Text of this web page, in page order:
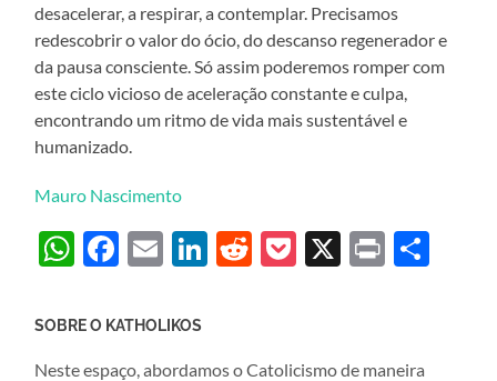
desacelerar, a respirar, a contemplar. Precisamos
redescobrir o valor do ócio, do descanso regenerador e
da pausa consciente. Só assim poderemos romper com
este ciclo vicioso de aceleração constante e culpa,
encontrando um ritmo de vida mais sustentável e
humanizado.
Mauro Nascimento
WhatsApp
Facebook
EmailLinkedIn
Reddit
Pocket
X Print
SOBRE O KATHOLIKOS
Neste espaço, abordamos o Catolicismo de maneira